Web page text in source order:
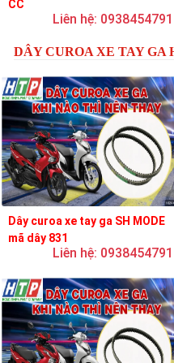
CC
Liên hệ: 0938454791
DÂY CUROA XE TAY GA
Dây curoa xe tay ga SH MODE
mã dây 831
Liên hệ: 0938454791